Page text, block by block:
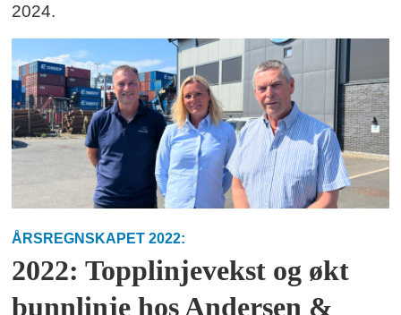
2024.
ÅRSREGNSKAPET 2022:
2022: Topplinjevekst og økt
bunnlinje hos Andersen &